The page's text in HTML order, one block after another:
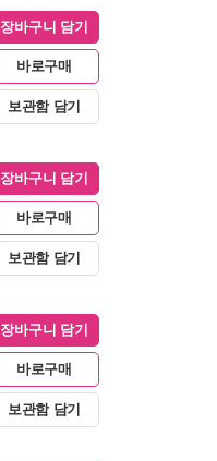
장바구니 담기
바로구매
보관함 담기
장바구니 담기
바로구매
보관함 담기
장바구니 담기
바로구매
보관함 담기